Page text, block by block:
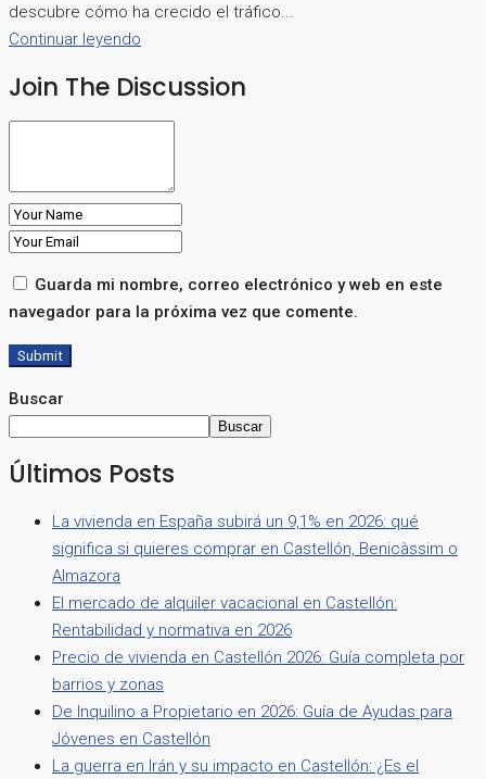
descubre cómo ha crecido el tráfico...
Continuar leyendo
Join The Discussion
Guarda mi nombre, correo electrónico y web en este
navegador para la próxima vez que comente.
Submit
Buscar
Buscar
Últimos Posts
La vivienda en España subirá un 9,1% en 2026: qué
significa si quieres comprar en Castellón, Benicàssim o
Almazora
El mercado de alquiler vacacional en Castellón:
Rentabilidad y normativa en 2026
Precio de vivienda en Castellón 2026: Guía completa por
barrios y zonas
De Inquilino a Propietario en 2026: Guía de Ayudas para
Jóvenes en Castellón
La guerra en Irán y su impacto en Castellón: ¿Es el